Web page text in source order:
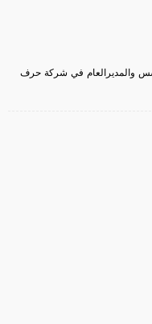
والمديرالعام في شركة حرف